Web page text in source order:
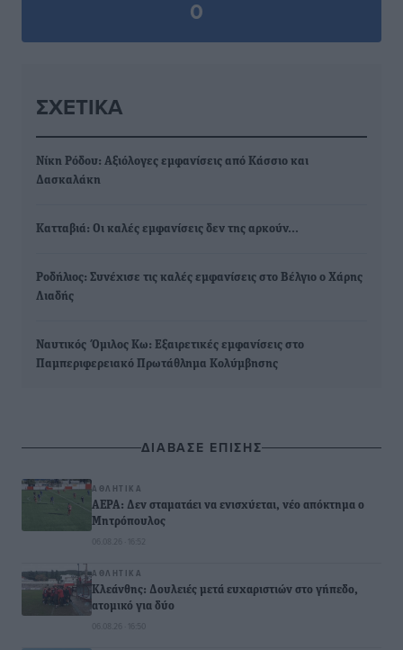
0
ΣΧΕΤΙΚΆ
Νίκη Ρόδου: Αξιόλογες εμφανίσεις από Κάσσιο και
Δασκαλάκη
Κατταβιά: Οι καλές εμφανίσεις δεν της αρκούν...
Ροδήλιος: Συνέχισε τις καλές εμφανίσεις στο Βέλγιο ο Χάρης
Λιαδής
Ναυτικός Όμιλος Κω: Εξαιρετικές εμφανίσεις στο
Παμπεριφερειακό Πρωτάθλημα Κολύμβησης
ΔΙΑΒΑΣΕ ΕΠΙΣΗΣ
ΑΘΛΗΤΙΚΆ
ΑΕΡΑ: Δεν σταματάει να ενισχύεται, νέο απόκτημα ο
Μητρόπουλος
06.08.26 · 16:52
ΑΘΛΗΤΙΚΆ
Κλεάνθης: Δουλειές μετά ευχαριστιών στο γήπεδο,
ατομικό για δύο
06.08.26 · 16:50